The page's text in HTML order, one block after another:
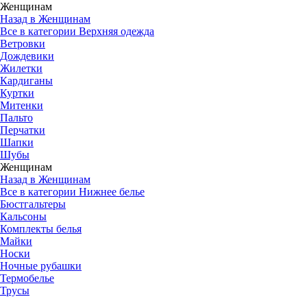
Женщинам
Назад в Женщинам
Все в категории Верхняя одежда
Ветровки
Дождевики
Жилетки
Кардиганы
Куртки
Митенки
Пальто
Перчатки
Шапки
Шубы
Женщинам
Назад в Женщинам
Все в категории Нижнее белье
Бюстгальтеры
Кальсоны
Комплекты белья
Майки
Носки
Ночные рубашки
Термобелье
Трусы